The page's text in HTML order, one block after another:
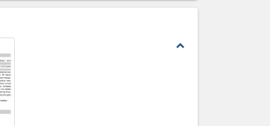
expand_less